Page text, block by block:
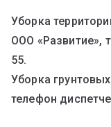
Уборка
ООО «Развитие»,
55.
Уборка
телефон